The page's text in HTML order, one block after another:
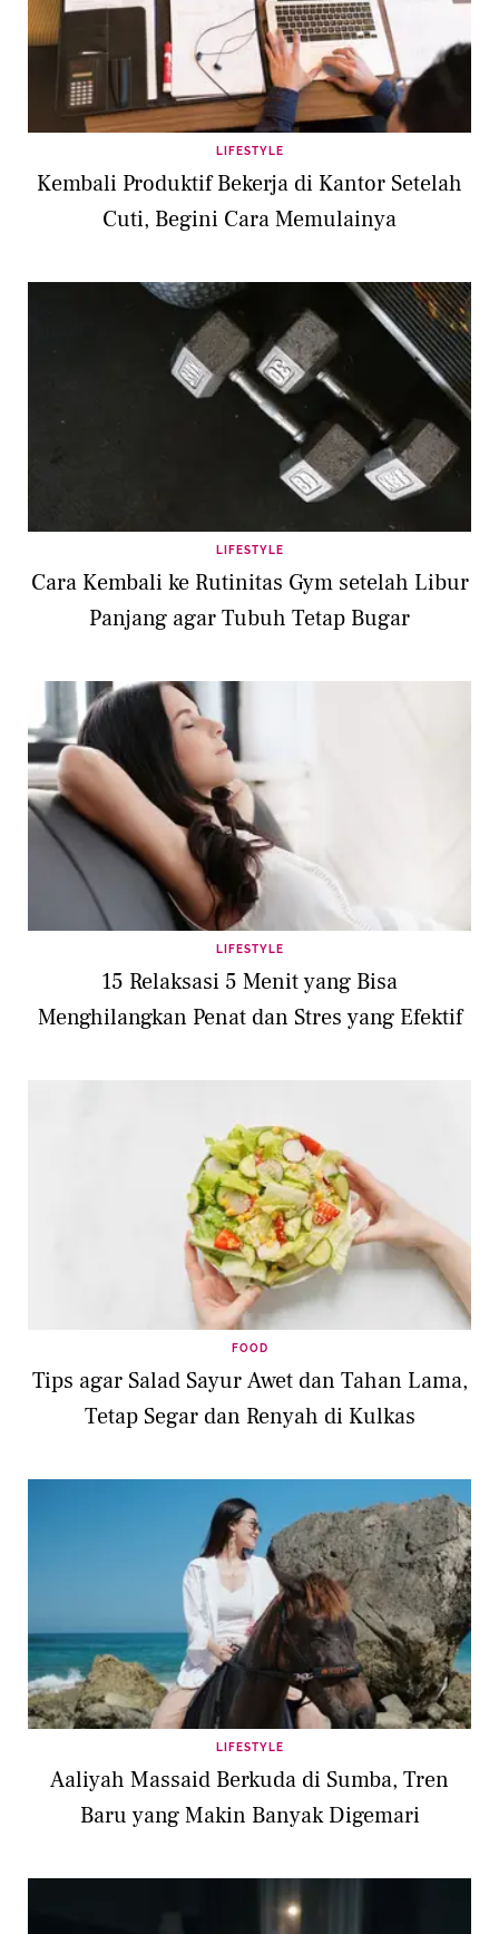
LIFESTYLE
Kembali Produktif Bekerja di Kantor Setelah
Cuti, Begini Cara Memulainya
LIFESTYLE
Cara Kembali ke Rutinitas Gym setelah Libur
Panjang agar Tubuh Tetap Bugar
LIFESTYLE
15 Relaksasi 5 Menit yang Bisa
Menghilangkan Penat dan Stres yang Efektif
FOOD
Tips agar Salad Sayur Awet dan Tahan Lama,
Tetap Segar dan Renyah di Kulkas
LIFESTYLE
Aaliyah Massaid Berkuda di Sumba, Tren
Baru yang Makin Banyak Digemari